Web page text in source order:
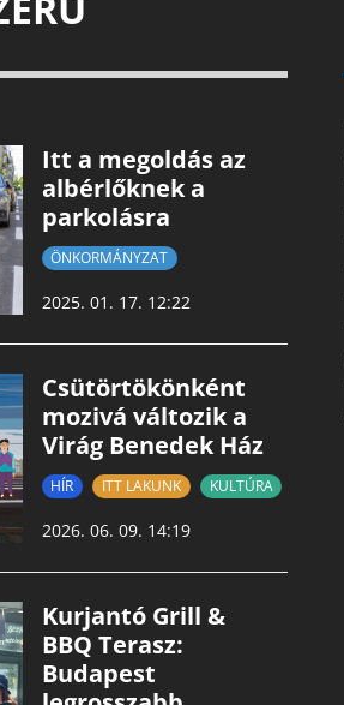
Itt a megoldás az
albérlőknek a
parkolásra
ÖNKORMÁNYZAT
2025. 01. 17. 12:22
Csütörtökönként
mozivá változik a
Virág Benedek Ház
HÍR ITT LAKUNK KULTÚRA
2026. 06. 09. 14:19
Kurjantó Grill &
BBQ Terasz:
Budapest